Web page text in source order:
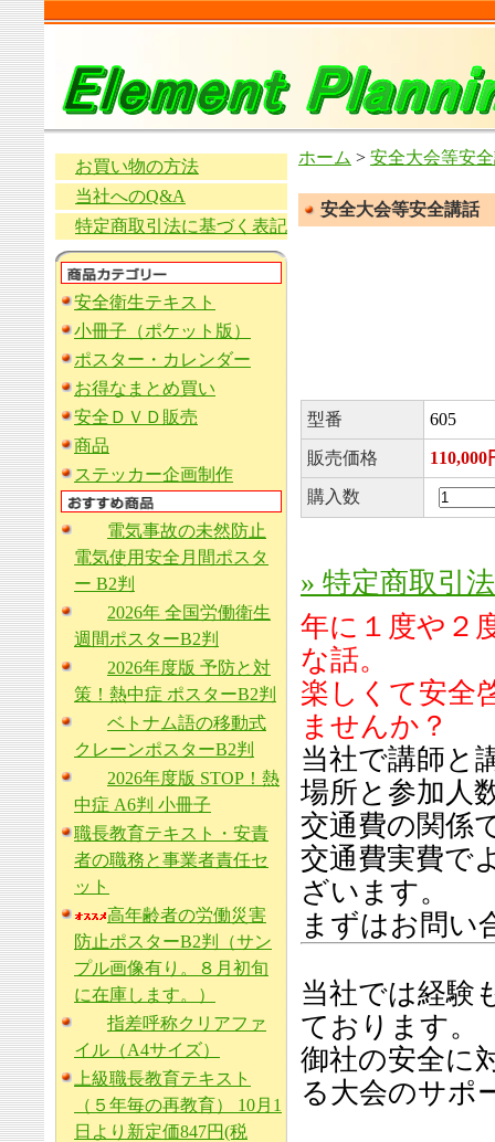
お買い物の方法
当社へのQ&A
特定商取引法に基づく表記
安全衛生テキスト
小冊子（ポケット版）
ポスター・カレンダー
お得なまとめ買い
安全ＤＶＤ販売
商品
ステッカー企画制作
電気事故の未然防止
電気使用安全月間ポスタ
ー B2判
2026年 全国労働衛生
週間ポスターB2判
2026年度版 予防と対
策！熱中症 ポスターB2判
ベトナム語の移動式
クレーンポスターB2判
2026年度版 STOP！熱
中症 A6判 小冊子
職長教育テキスト・安責
者の職務と事業者責任セ
ット
高年齢者の労働災害
防止ポスターB2判（サン
プル画像有り。８月初旬
に在庫します。）
指差呼称クリアファ
イル（A4サイズ）
上級職長教育テキスト
（５年毎の再教育） 10月1
日より新定価847円(税
ホーム > 安全大会等安
安全大会等安全講話
型番 605
販売価格 110,000
購入数
» 特定商取引
年に１度や２
な話。
楽しくて安全
ませんか？
当社で講師と
場所と参加人
交通費の関係
交通費実費で
ざいます。
まずはお問い
当社では経験
ております。
御社の安全に
る大会のサポ